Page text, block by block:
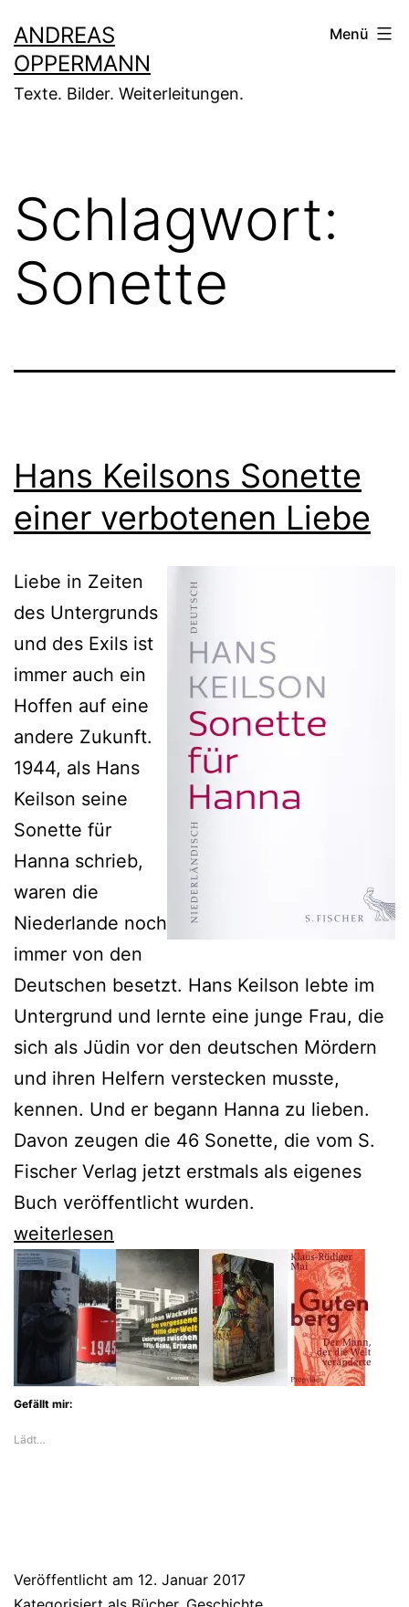
Inhalt
springen
ANDREAS
OPPERMANN
Texte. Bilder. Weiterleitungen.
Menü
Schlagwort:
Sonette
Hans Keilsons Sonette
einer verbotenen Liebe
Liebe in Zeiten
des Untergrunds
und des Exils ist
immer auch ein
Hoffen auf eine
andere Zukunft.
1944, als Hans
Keilson seine
Sonette für
Hanna schrieb,
waren die
Niederlande noch
immer von den
Deutschen besetzt. Hans Keilson lebte im
Untergrund und lernte eine junge Frau, die
sich als Jüdin vor den deutschen Mördern
und ihren Helfern verstecken musste,
kennen. Und er begann Hanna zu lieben.
Davon zeugen die 46 Sonette, die vom S.
Fischer Verlag jetzt erstmals als eigenes
Buch veröffentlicht wurden.
Hans
Keilsons
Sonette
einer
verbotenen
Liebe
weiterlesen
Gefällt mir:
Lädt…
Veröffentlicht am 12. Januar 2017